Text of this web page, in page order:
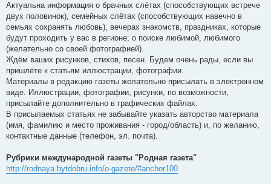
Актуальна информация о брачных слётах (способствующих встрече
двух половинок), семейных слётах (способствующих навечно в
семьях сохранять любовь), вечерах знакомств, праздниках, которые
будут проходить у вас в регионе; о поиске любимой, любимого
(желательно со своей фотографией).
Ждём ваших рисунков, стихов, песен. Будем очень рады, если вы
пришлёте к статьям иллюстрации, фотографии.
Материалы в редакцию газеты желательно присылать в электронном
виде. Иллюстрации, фотографии, рисунки, по возможности,
присылайте дополнительно в графических файлах.
В присылаемых статьях не забывайте указать авторство материала
(имя, фамилию и место проживания - город/область) и, по желанию,
контактные данные (телефон, эл. почта).
Рубрики международной газеты "Родная газета"
http://rodnaya.bytdobru.info/o-gazete/#anchor100